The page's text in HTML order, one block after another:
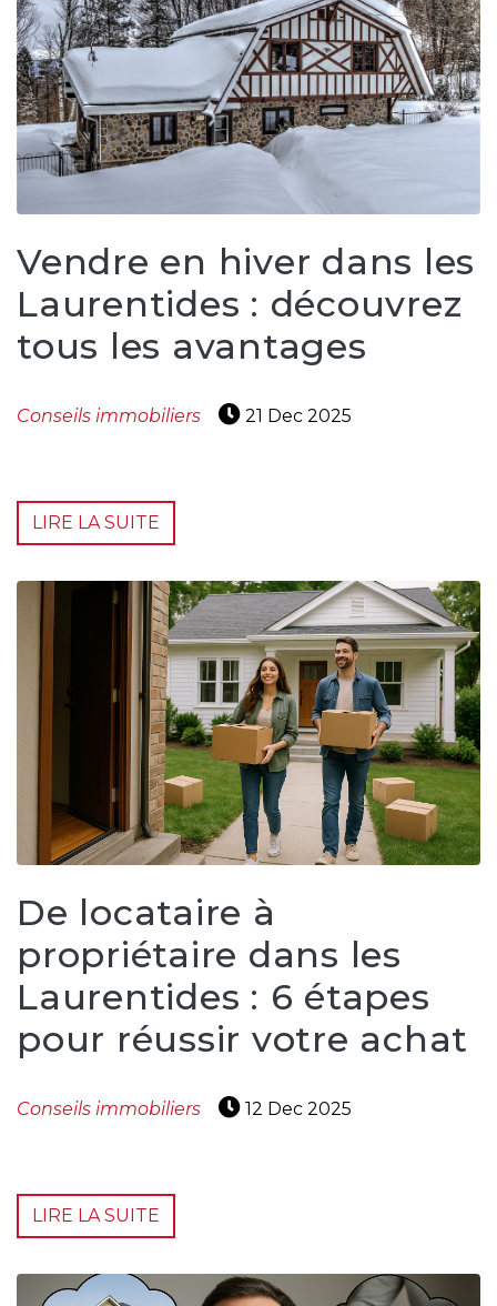
Vendre en hiver dans les
Laurentides : découvrez
tous les avantages
Conseils immobiliers 21 Dec 2025
LIRE LA SUITE
De locataire à
propriétaire dans les
Laurentides : 6 étapes
pour réussir votre achat
Conseils immobiliers 12 Dec 2025
LIRE LA SUITE